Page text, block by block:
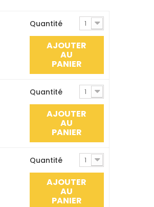
Quantité 1
AJOUTER
AU
PANIER
Quantité 1
AJOUTER
AU
PANIER
Quantité 1
AJOUTER
AU
PANIER